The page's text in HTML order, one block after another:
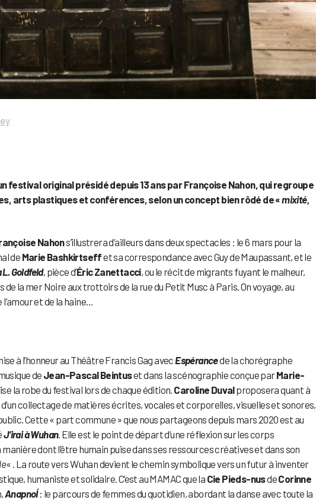
festival original présidé depuis 13 ans par Françoise Nahon, qui regroupe
arts plastiques et conférences, selon un concept bien rôdé de «mixité,
Nahons’illustrera d’ailleurs dans deux spectacles : le 6 mars pour la
de Marie Bashkirtseffet sa correspondance avec Guy de Maupassant, et le
L. Goldfeld, pièce d’Éric Zanettacci, ou le récit de migrants fuyant le malheur,
de la mer Noire aux trottoirs de la rue du Petit Musc à Paris. On voyage, au
et de la haine…
à l’honneur au Théâtre Francis Gag avec Espérancede la chorégraphe
de Jean-Pascal Beintuset dans la scénographie conçue parMarie-
la robe du festival lors de chaque édition. Caroline Duvalproposera quant à
collectage de matières écrites, vocales et corporelles, visuelles et sonores,
Cette « part commune » que nous partageons depuis mars 2020 est au
J’irai à Wuhan. Elle est le point de départ d’une réflexion sur les corps
dont l’être humain puise dans ses ressources créatives et dans son
« . La route vers Wuhan devient le chemin symbolique vers un futur à inventer
humaniste et solidaire. C’est au MAMAC que la Cie Pieds-nusdeCorinne
AnapnoÍ: le parcours de femmes du quotidien, abordant la danse avec toute la